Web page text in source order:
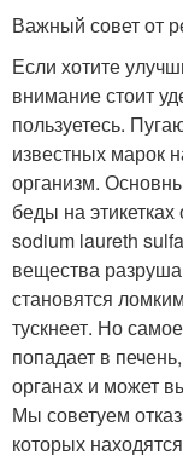
Важный совет от
Если хотите
внимание стоит
пользуетесь.
известных марок
организм.
беды на
sodium laureth
вещества
становятся
тускнеет. Но
попадает в
органах и может
Мы советуем
которых